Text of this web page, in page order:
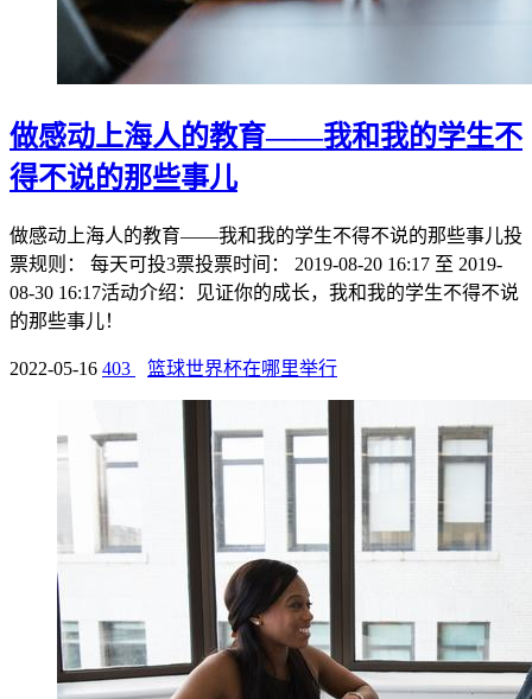
做感动上海人的教育——我和我的学生不
得不说的那些事儿
做感动上海人的教育——我和我的学生不得不说的那些事儿投
票规则： 每天可投3票投票时间： 2019-08-20 16:17 至 2019-
08-30 16:17活动介绍：见证你的成长，我和我的学生不得不说
的那些事儿！
2022-05-16 403 篮球世界杯在哪里举行